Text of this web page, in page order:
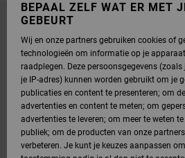
BLIJF IN DE BUURT, DE
BINNENKORT WEER
OEPS, WE HEBBEN GEEN
GEVONDEN VOOR JE
GEEN ZORGEN! PROBEER ANDERE
CATEGORIEËN OM TE VINDEN WAT JE
BEPAAL ZELF WAT ER MET
GEBEURT
Wij en onze partners gebruiken cookies of
technologieën om informatie op je
raadplegen. Deze persoonsgegevens
je IP-adres) kunnen worden gebruikt om je
publicaties en content te presenteren; om
advertenties en content te meten; om
advertenties te leveren; om meer te weten
publiek; om de producten van onze
verbeteren. Je kunt je keuzes aanpassen